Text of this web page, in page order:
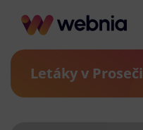
Letáky v Proseči